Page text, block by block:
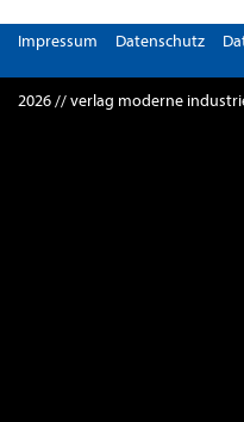
Impressum Datenschutz
2026 // verlag moderne